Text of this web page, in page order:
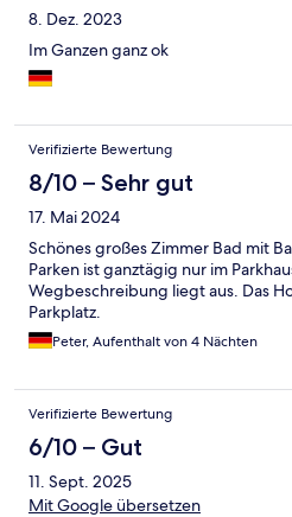
8. Dez. 2023
Im Ganzen ganz ok
Verifizierte Bewertung
8/10 – Sehr gut
17. Mai 2024
Schönes großes Zimmer Bad mit
Parken ist ganztägig nur im
Wegbeschreibung liegt aus. Das
Parkplatz.
Peter, Aufenthalt von 4 Nächten
Verifizierte Bewertung
6/10 – Gut
11. Sept. 2025
Mit Google übersetzen